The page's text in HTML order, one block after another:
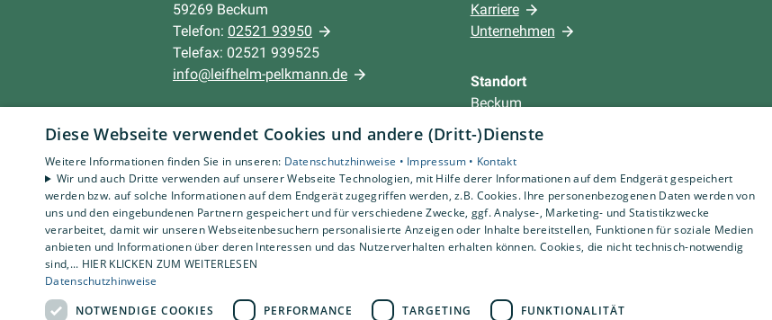
59269 Beckum
Telefon: 02521 93950
Telefax: 02521 939525
info@leifhelm-pelkmann.de
Unternehmen
AGB
Datenschutz
Impressum
Barrierefreiheitserklärung
Karriere
Unternehmen
Standort
Beckum
Diese Webseite verwendet Cookies und andere (Dritt-)Dienste
Weitere Informationen finden Sie in unseren: Datenschutzhinweise • Impressum • Kontakt
Wir und auch Dritte verwenden auf unserer Webseite Technologien, mit Hilfe derer Informationen auf dem Endgerät gespeichert
werden bzw. auf solche Informationen auf dem Endgerät zugegriffen werden, z.B. Cookies. Ihre personenbezogenen Daten werden von
uns und den eingebundenen Partnern gespeichert und für verschiedene Zwecke, ggf. Analyse-, Marketing- und Statistikzwecke
verarbeitet, damit wir unseren Webseitenbesuchern personalisierte Anzeigen oder Inhalte bereitstellen, Funktionen für soziale Medien
anbieten und Informationen über deren Interessen und das Nutzerverhalten erhalten können. Cookies, die nicht technisch-notwendig
sind,... HIER KLICKEN ZUM WEITERLESEN
Datenschutzhinweise
NOTWENDIGE COOKIES
PERFORMANCE TARGETING FUNKTIONALITÄT